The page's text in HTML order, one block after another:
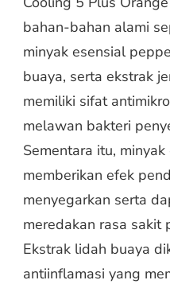
bahan-bahan alami
minyak esensial
buaya, serta ekstrak
memiliki sifat
melawan bakteri
Sementara itu,
memberikan efek
menyegarkan serta
meredakan rasa sakit
Ekstrak lidah buaya
antiinflamasi yang